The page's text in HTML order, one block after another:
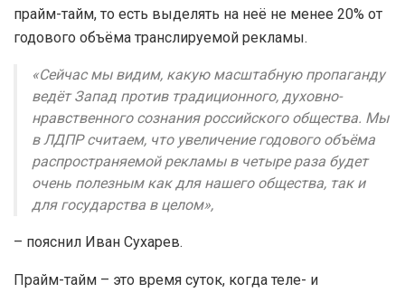
прайм-тайм, то есть выделять на неё не менее 20% от
годового объёма транслируемой рекламы.
«Сейчас мы видим, какую масштабную пропаганду
ведёт Запад против традиционного, духовно-
нравственного сознания российского общества. Мы
в ЛДПР считаем, что увеличение годового объёма
распространяемой рекламы в четыре раза будет
очень полезным как для нашего общества, так и
для государства в целом»,
– пояснил Иван Сухарев.
Прайм-тайм – это время суток, когда теле- и